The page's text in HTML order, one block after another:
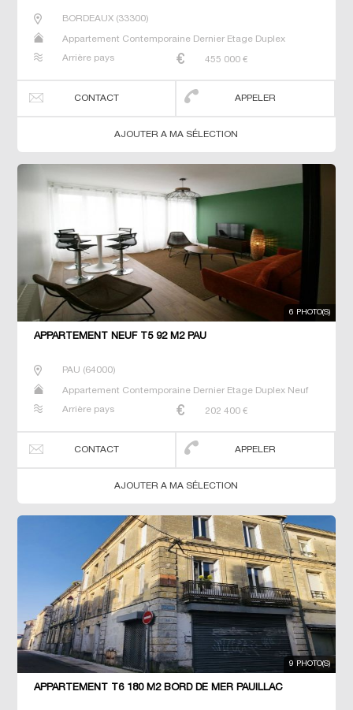
BORDEAUX(33300)
Appartement Contemporaine Dernier Etage Duplex
Arrière pays
455 000 €
CONTACT APPELER
AJOUTER A MA SÉLECTION
6 PHOTO(S)
APPARTEMENT NEUF T5 92 M2 PAU
PAU (64000)
Appartement Contemporaine Dernier Etage Duplex Neuf
Arrière pays
202 400 €
CONTACT APPELER
AJOUTER A MA SÉLECTION
9 PHOTO(S)
APPARTEMENT T6 180 M2 BORD DE MER PAUILLAC